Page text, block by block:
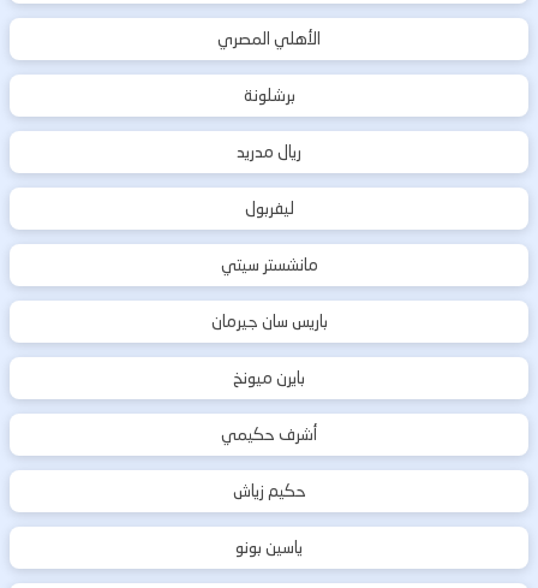
الأهلي المصري
برشلونة
ريال مدريد
ليفربول
مانشستر سيتي
باريس سان جيرمان
بايرن ميونخ
أشرف حكيمي
حكيم زياش
ياسين بونو